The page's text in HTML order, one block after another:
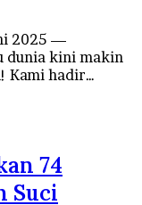
2025 —
dunia kini makin
Kami hadir…
74
Suci